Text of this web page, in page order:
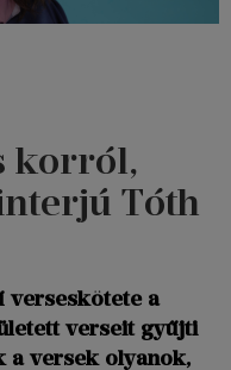
korról,
Tóth
verseskötete a
verseit gyűjti
a versek olyanok,